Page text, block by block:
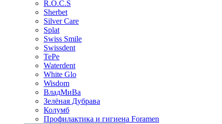
R.O.C.S
Sherbet
Silver Care
Splat
Swiss Smile
Swissdent
TePe
Waterdent
White Glo
Wisdom
ВладМиВа
Зелёная Дубрава
Колумб
Профилактика и гигиена Foramen